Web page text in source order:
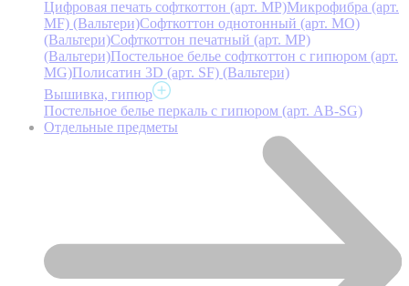
Цифровая печать софткоттон (арт. MP)Микрофибра (арт.
MF) (Вальтери)Софткоттон однотонный (арт. MO)
(Вальтери)Софткоттон печатный (арт. MР)
(Вальтери)Постельное белье софткоттон с гипюром (арт.
MG)Полисатин 3D (арт. SF) (Вальтери)
Вышивка, гипюр
Постельное белье перкаль с гипюром (арт. AB-SG)
Отдельные предметы